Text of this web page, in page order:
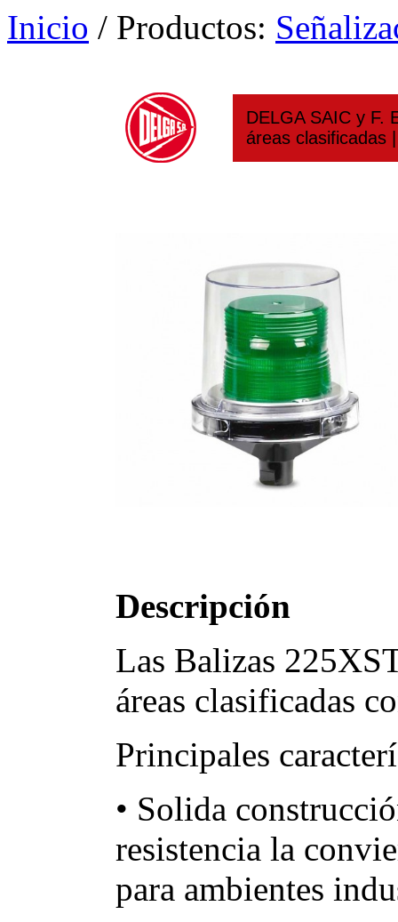
Inicio / Productos:
DELGA SAIC y F.
áreas clasificadas
Descripción
Las Balizas
áreas clasificadas
Principales
• Solida
resistencia la
para ambientes